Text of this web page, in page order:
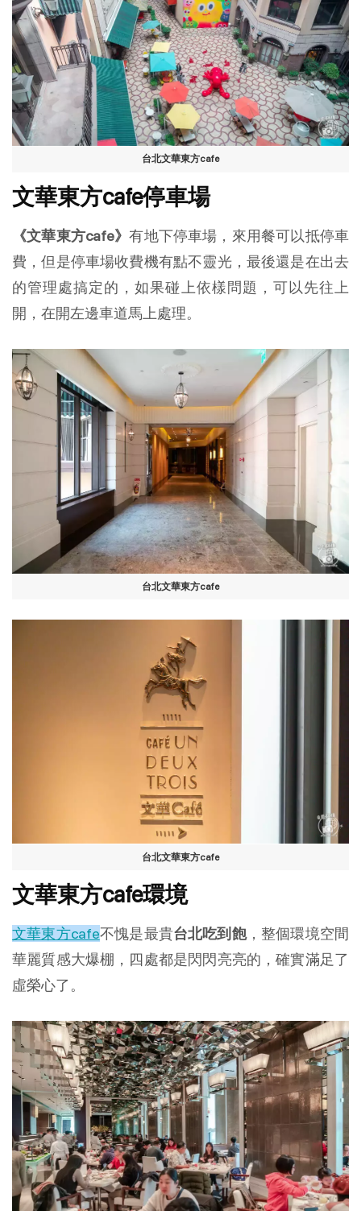
台北文華東方cafe
文華東方cafe停車場
《文華東方cafe》有地下停車場，來用餐可以抵停車
費，但是停車場收費機有點不靈光，最後還是在出去
的管理處搞定的，如果碰上依樣問題，可以先往上
開，在開左邊車道馬上處理。
台北文華東方cafe
台北文華東方cafe
文華東方cafe環境
文華東方cafe不愧是最貴台北吃到飽，整個環境空間
華麗質感大爆棚，四處都是閃閃亮亮的，確實滿足了
虛榮心了。